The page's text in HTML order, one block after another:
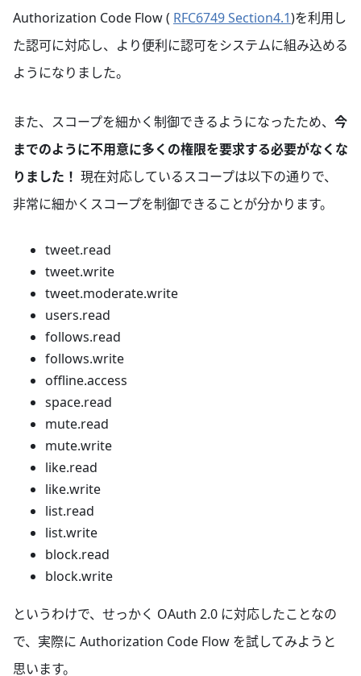
Authorization Code Flow ( RFC6749 Section4.1)を利用し
た認可に対応し、より便利に認可をシステムに組み込める
ようになりました。
また、スコープを細かく制御できるようになったため、 今
までのように不用意に多くの権限を要求する必要がなくな
りました！ 現在対応しているスコープは以下の通りで、
非常に細かくスコープを制御できることが分かります。
tweet.read
tweet.write
tweet.moderate.write
users.read
follows.read
follows.write
offline.access
space.read
mute.read
mute.write
like.read
like.write
list.read
list.write
block.read
block.write
というわけで、せっかく OAuth 2.0 に対応したことなの
で、実際に Authorization Code Flow を試してみようと
思います。